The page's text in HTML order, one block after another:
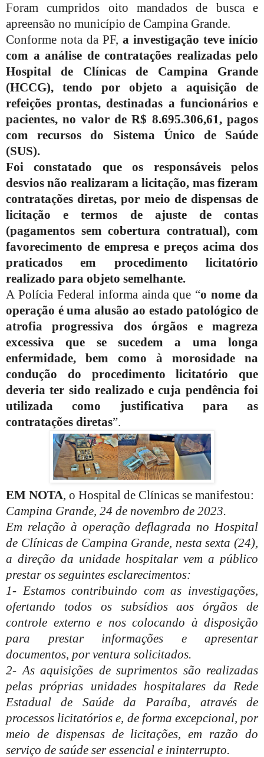
Foram cumpridos oito mandados de busca e
apreensão no município de Campina Grande.
Conforme nota da PF, a investigação teve início
com a análise de contratações realizadas pelo
Hospital de Clínicas de Campina Grande
(HCCG), tendo por objeto a aquisição de
refeições prontas, destinadas a funcionários e
pacientes, no valor de R$ 8.695.306,61, pagos
com recursos do Sistema Único de Saúde
(SUS).
Foi constatado que os responsáveis pelos
desvios não realizaram a licitação, mas fizeram
contratações diretas, por meio de dispensas de
licitação e termos de ajuste de contas
(pagamentos sem cobertura contratual), com
favorecimento de empresa e preços acima dos
praticados em procedimento licitatório
realizado para objeto semelhante.
A Polícia Federal informa ainda que “o nome da
operação é uma alusão ao estado patológico de
atrofia progressiva dos órgãos e magreza
excessiva que se sucedem a uma longa
enfermidade, bem como à morosidade na
condução do procedimento licitatório que
deveria ter sido realizado e cuja pendência foi
utilizada como justificativa para as
contratações diretas”.
EM NOTA, o Hospital de Clínicas se manifestou:
Campina Grande, 24 de novembro de 2023.
Em relação à operação deflagrada no Hospital
de Clínicas de Campina Grande, nesta sexta (24),
a direção da unidade hospitalar vem a público
prestar os seguintes esclarecimentos:
1- Estamos contribuindo com as investigações,
ofertando todos os subsídios aos órgãos de
controle externo e nos colocando à disposição
para prestar informações e apresentar
documentos, por ventura solicitados.
2- As aquisições de suprimentos são realizadas
pelas próprias unidades hospitalares da Rede
Estadual de Saúde da Paraíba, através de
processos licitatórios e, de forma excepcional, por
meio de dispensas de licitações, em razão do
serviço de saúde ser essencial e ininterrupto.